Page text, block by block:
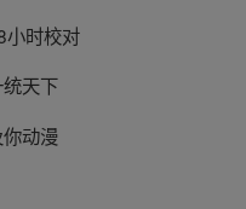
小时校对
天下
动漫